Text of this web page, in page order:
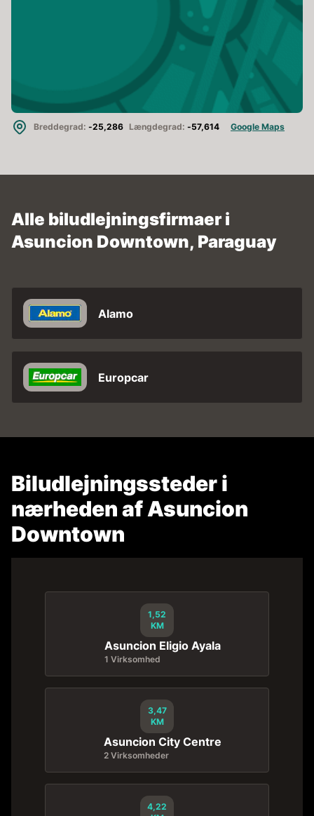
Breddegrad: -25,286 Længdegrad: -57,614 Google Maps
Alle biludlejningsfirmaer i
Asuncion Downtown, Paraguay
Alamo
Europcar
Biludlejningssteder i
nærheden af Asuncion
Downtown
1,52
KM
Asuncion Eligio Ayala
1 Virksomhed
3,47
KM
Asuncion City Centre
2 Virksomheder
4,22